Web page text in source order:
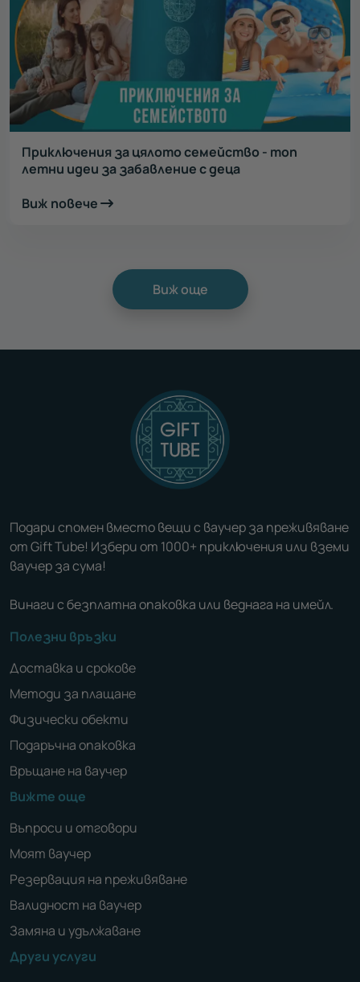
Приключения за цялото семейство - топ
летни идеи за забавление с деца
Виж повече
Виж още
Подари спомен вместо вещи с ваучер за преживяване
от Gift Tube! Избери от 1000+ приключения или вземи
ваучер за сума!
Винаги с безплатна опаковка или веднага на имейл.
Полезни връзки
Доставка и срокове
Методи за плащане
Физически обекти
Подаръчна опаковка
Връщане на ваучер
Вижте още
Въпроси и отговори
Моят ваучер
Резервация на преживяване
Валидност на ваучер
Замяна и удължаване
Други услуги